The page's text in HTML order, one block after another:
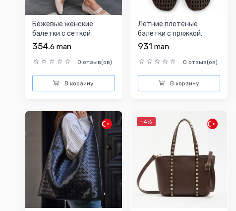
Бежевые женские
балетки с сеткой
354.6 man
0 отзыв(ов)
В корзину
Летние плетёные
балетки с пряжкой,
тёмно-коричневые
931 man
0 отзыв(ов)
В корзину
-4%